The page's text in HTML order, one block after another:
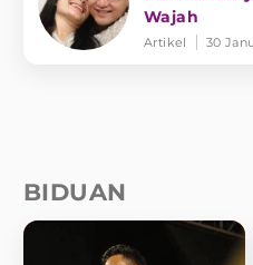
Wajah
Artikel 30
BIDUAN